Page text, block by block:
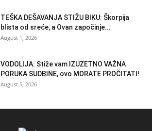
TEŠKA DEŠAVANJA STIŽU BIKU: Škorpija
blista od sreće, a Ovan započinje...
August 1, 2026
VODOLIJA: Stiže vam IZUZETNO VAŽNA
PORUKA SUDBINE, ovo MORATE PROČITATI!
August 5, 2026